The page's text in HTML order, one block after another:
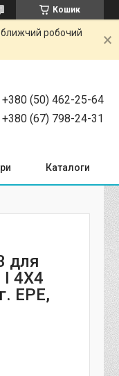
Кошик
робочий
+380 (50) 462-25-64
+380 (67) 798-24-31
Каталоги
для
I 4X4
EPE,